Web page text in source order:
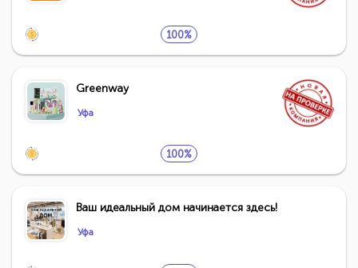
100%
Greenway
Уфа
100%
Ваш идеальный дом начинается здесь!
Уфа